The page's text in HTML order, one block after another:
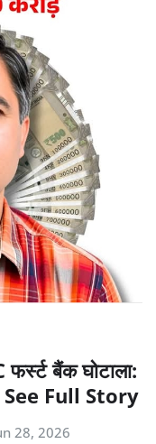
बैंक घोटाला:
See Full Story
28, 2026